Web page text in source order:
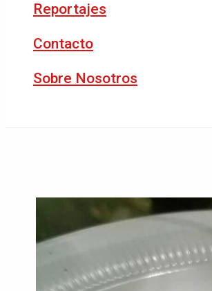
Reportajes
Contacto
Sobre Nosotros